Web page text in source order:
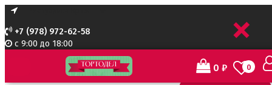
+7 (978) 972-62-58
с 9:00 до 18:00
0
0 ₽
+